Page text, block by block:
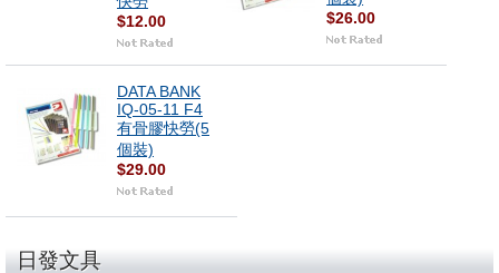
$12.00
$26.00
DATA BANK
IQ-05-11 F4
有骨膠快勞(5
個裝)
$29.00
日發文具